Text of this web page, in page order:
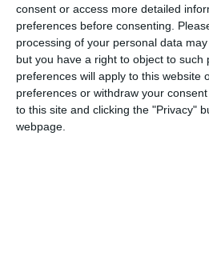
consent or access more detailed
preferences before consenting.
processing of your personal data
but you have a right to object to such
preferences will apply to this website
preferences or withdraw your
to this site and clicking the "Privacy"
webpage.
COMENTARII
Nume